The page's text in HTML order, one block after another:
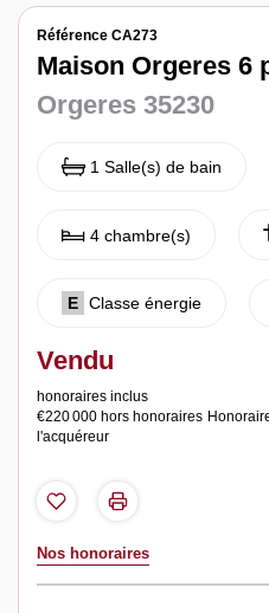
Référence CA273
Maison Orgeres 6
Orgeres 35230
1 Salle(s) de bain
4 chambre(s)
E Classe énergie
Vendu
honoraires inclus
€220 000 hors honoraires
l'acquéreur
Nos honoraires